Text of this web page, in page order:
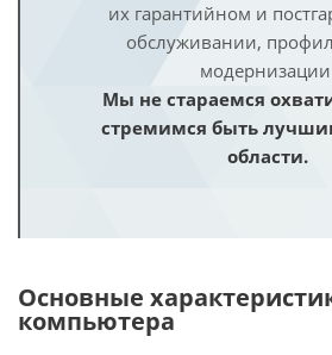
их гарантийном и
обслуживании,
Мы не стараемся
стремимся быть
области.
Основные
компьютера